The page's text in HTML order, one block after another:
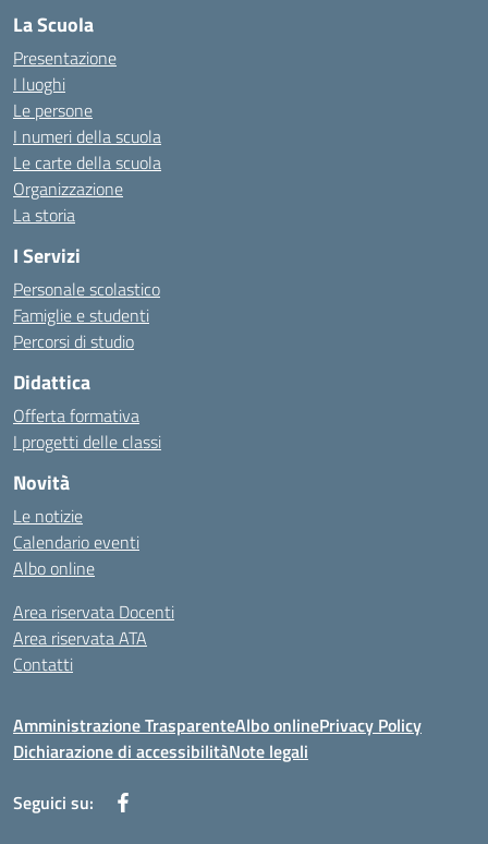
La Scuola
Presentazione
I luoghi
Le persone
I numeri della scuola
Le carte della scuola
Organizzazione
La storia
I Servizi
Personale scolastico
Famiglie e studenti
Percorsi di studio
Didattica
Offerta formativa
I progetti delle classi
Novità
Le notizie
Calendario eventi
Albo online
Area riservata Docenti
Area riservata ATA
Contatti
Amministrazione TrasparenteAlbo onlinePrivacy Policy
Dichiarazione di accessibilitàNote legali
Seguici su: